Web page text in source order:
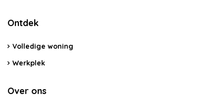
Ontdek
Volledige woning
Werkplek
Over ons